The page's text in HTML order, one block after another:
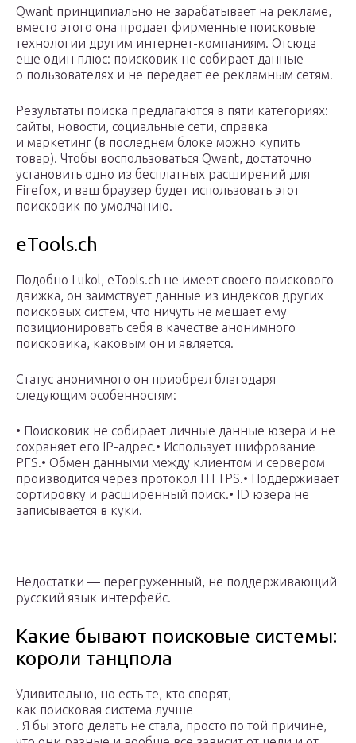
Qwant принципиально не зарабатывает на рекламе,
вместо этого она продает фирменные поисковые
технологии другим интернет-компаниям. Отсюда
еще один плюс: поисковик не собирает данные
о пользователях и не передает ее рекламным сетям.
Результаты поиска предлагаются в пяти категориях:
сайты, новости, социальные сети, справка
и маркетинг (в последнем блоке можно купить
товар). Чтобы воспользоваться Qwant, достаточно
установить одно из бесплатных расширений для
Firefox, и ваш браузер будет использовать этот
поисковик по умолчанию.
eTools.ch
Подобно Lukol, eTools.ch не имеет своего поискового
движка, он заимствует данные из индексов других
поисковых систем, что ничуть не мешает ему
позиционировать себя в качестве анонимного
поисковика, каковым он и является.
Статус анонимного он приобрел благодаря
следующим особенностям:
• Поисковик не собирает личные данные юзера и не
сохраняет его IP-адрес.• Использует шифрование
PFS.• Обмен данными между клиентом и сервером
производится через протокол HTTPS.• Поддерживает
сортировку и расширенный поиск.• ID юзера не
записывается в куки.
Недостатки — перегруженный, не поддерживающий
русский язык интерфейс.
Какие бывают поисковые системы:
короли танцпола
Удивительно, но есть те, кто спорят,
как поисковая система лучше
. Я бы этого делать не стала, просто по той причине,